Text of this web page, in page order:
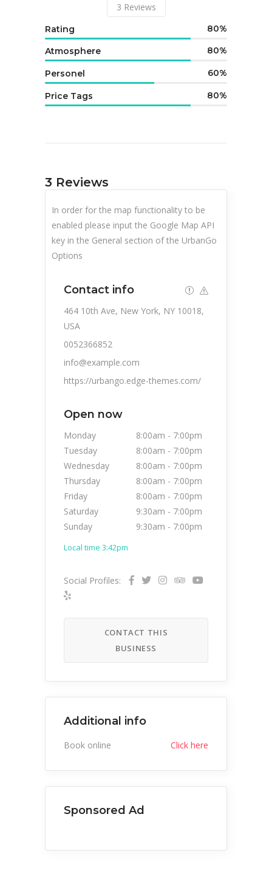
3 Reviews
Rating 80
Atmosphere 80
Personel 60
Price Tags 80
3 Reviews
In order for the map functionality to be
enabled please input the Google Map API
key in the General section of the UrbanGo
Options
Contact info
464 10th Ave, New York, NY 10018,
USA
0052366852
info@example.com
https://urbango.edge-themes.com/
Open now
Monday 8:00am - 7:00pm
Tuesday
8:00am - 7:00pm
Wednesday
8:00am - 7:00pm
Thursday
8:00am - 7:00pm
Friday
8:00am - 7:00pm
Saturday
9:30am - 7:00pm
Sunday
9:30am - 7:00pm
Local time 3:42pm
Social Profiles:
CONTACT THIS
BUSINESS
Additional info
Book online Click here
Sponsored Ad